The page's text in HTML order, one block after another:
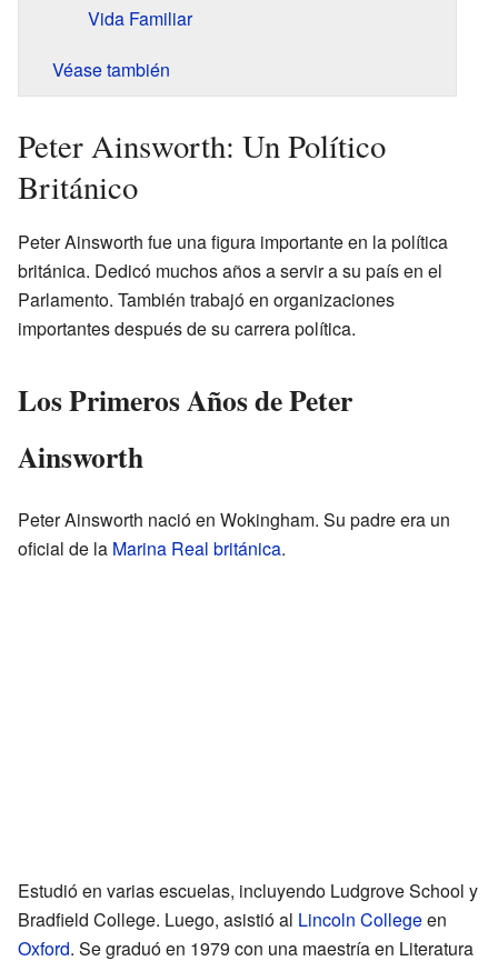
Vida Familiar
Véase también
Peter Ainsworth: Un Político
Británico
Peter Ainsworth fue una figura importante en la política
británica. Dedicó muchos años a servir a su país en el
Parlamento. También trabajó en organizaciones
importantes después de su carrera política.
Los Primeros Años de Peter
Ainsworth
Peter Ainsworth nació en Wokingham. Su padre era un
oficial de la Marina Real británica.
Estudió en varias escuelas, incluyendo Ludgrove School y
Bradfield College. Luego, asistió al Lincoln Collegeen
Oxford. Se graduó en 1979 con una maestría en Literatura